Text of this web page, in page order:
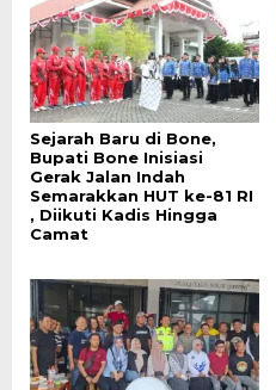
Sejarah Baru di Bone,
Bupati Bone Inisiasi
Gerak Jalan Indah
Semarakkan HUT ke-81 RI
, Diikuti Kadis Hingga
Camat